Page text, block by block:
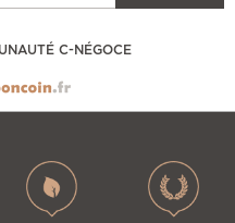
C-NÉGOCE